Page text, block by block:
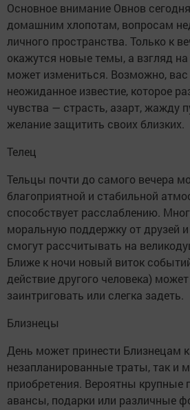
Основное внимание Овнов
домашним хлопотам, вопросам
личного пространства. Только к
окажутся новые темы, а взгляд на
может измениться. Возможно, вас
неожиданное известие, которое
чувства — страсть, азарт, жажду
желание защитить своих близких.
Телец
Тельцы почти до самого вечера
благоприятной и стабильной
способствует расслаблению.
моральную поддержку от друзей
смогут рассчитывать на
Ближе к ночи новый виток
действие другого человека)
заинтриговать или слегка задеть.
Близнецы
День может принести Близнецам
незапланированные траты, так и
приобретения. Вероятны крупные
авансы, подарки или различные